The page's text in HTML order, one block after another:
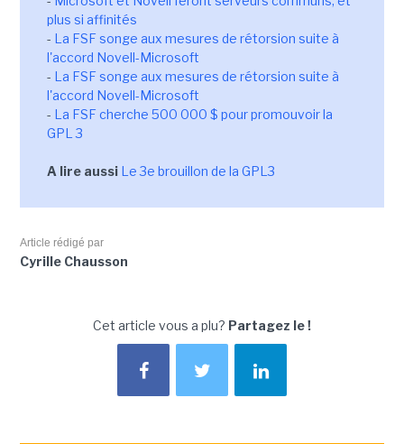
plus si affinités
- La FSF songe aux mesures de rétorsion suite à
l'accord Novell-Microsoft
- La FSF songe aux mesures de rétorsion suite à
l'accord Novell-Microsoft
- La FSF cherche 500 000 $ pour promouvoir la
GPL 3
A lire aussi Le 3e brouillon de la GPL3
Article rédigé par
Cyrille Chausson
Cet article vous a plu? Partagez le !